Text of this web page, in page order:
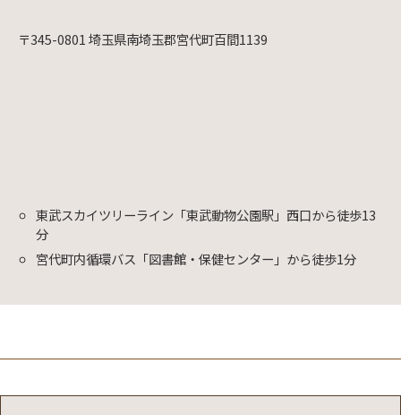
〒345-0801 埼玉県南埼玉郡宮代町百間1139
東武スカイツリーライン「東武動物公園駅」西口から徒歩13
分
宮代町内循環バス「図書館・保健センター」から徒歩1分